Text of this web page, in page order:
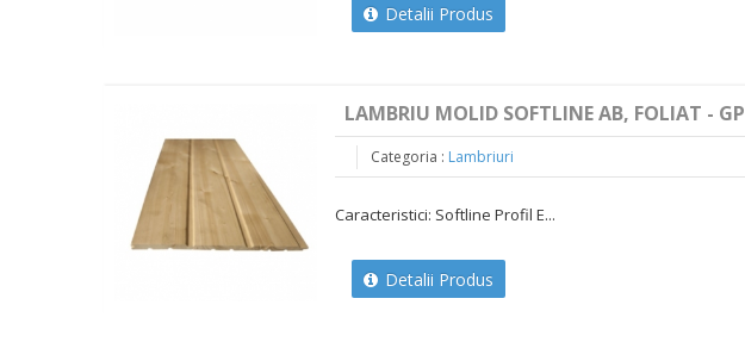
Detalii Produs
LAMBRIU MOLID SOFTLINE AB, FOLIAT - GP
Categoria : Lambriuri
Caracteristici: Softline Profil E...
Detalii Produs